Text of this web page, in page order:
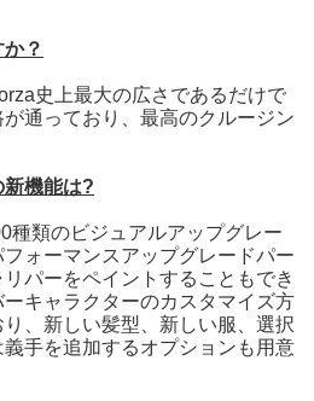
？
史上最大の広さであるだけで
通っており、最高のクルージン
新機能は?
種類のビジュアルアップグレー
ォーマンスアップグレードパー
パーをペイントすることもでき
キャラクターのカスタマイズ方
、新しい髪型、新しい服、選択
手を追加するオプションも用意